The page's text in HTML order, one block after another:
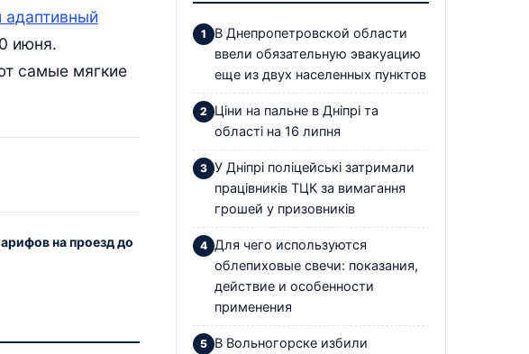
адаптивный
июня.
самые мягкие
на проезд до
В Днепропетровской области
ввели обязательную эвакуацию
еще из двух населенных пунктов
Ціни на пальне в Дніпрі та
області на 16 липня
У Дніпрі поліцейські затримали
працівників ТЦК за вимагання
грошей у призовників
Для чего используются
облепиховые свечи: показания,
действие и особенности
применения
В Вольногорске избили